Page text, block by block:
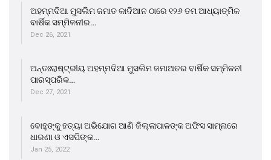
ଅହମ୍ମଦିଆ ମୁସଲିମ ଜମାତ କାଦିଆନ ଠାରେ ୧୨୬ ତମ ଆଧ୍ୟାତ୍ମିକ
ବାର୍ଷିକ ସମ୍ମିଳନୀର…
Dec 26, 2021
ଅନ୍ତଃରାଷ୍ଟ୍ରୀୟ ଅହମ୍ମଦିଆ ମୁସଲିମ ଜମାଅତର ବାର୍ଷିକ ସମ୍ମିଳନୀ
ପାରସ୍ପରିକ…
Dec 27, 2021
ବୋହୁଙ୍କୁ ହତ୍ୟା ଅଭିଯୋଗ ଆଣି ଜିଲ୍ଲାପାଳଙ୍କ ଅଫିସ ସାମ୍ନାରେ
ଧାରଣା ଓ ଏସପିଙ୍କ…
Jan 25, 2022